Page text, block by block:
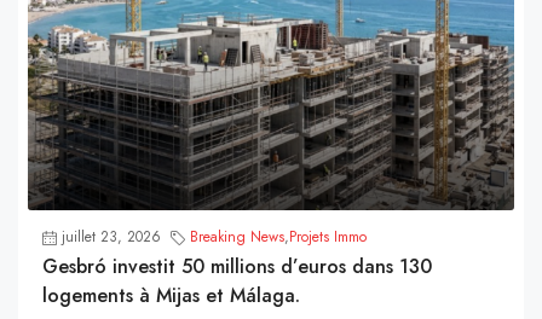
juillet 23, 2026 Breaking News,Projets Immo
Gesbró investit 50 millions d’euros dans 130
logements à Mijas et Málaga.